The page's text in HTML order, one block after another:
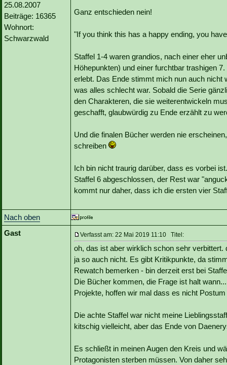
25.08.2007
Beiträge: 16365
Wohnort:
Schwarzwald
Ganz entschieden nein!
"If you think this has a happy ending, you
Staffel 1-4 waren grandios, nach einer eher
Höhepunkten) und einer furchtbar trashigen
erlebt. Das Ende stimmt mich nun auch nicht
was alles schlecht war. Sobald die Serie
den Charakteren, die sie weiterentwickeln
geschafft, glaubwürdig zu Ende erzählt zu
Und die finalen Bücher werden nie
schreiben
Ich bin nicht traurig darüber, dass es vorbei
Staffel 6 abgeschlossen, der Rest war
kommt nur daher, dass ich die ersten vier
Nach oben
Gast
Verfasst am: 22 Mai 2019 11:10 Titel:
oh, das ist aber wirklich schon sehr
ja so auch nicht. Es gibt Kritikpunkte, da
Rewatch bemerken - bin derzeit erst bei
Die Bücher kommen, die Frage ist halt
Projekte, hoffen wir mal dass es nicht
Die achte Staffel war nicht meine
kitschig vielleicht, aber das Ende von
Es schließt in meinen Augen den Kreis und
Protagonisten sterben müssen. Von daher